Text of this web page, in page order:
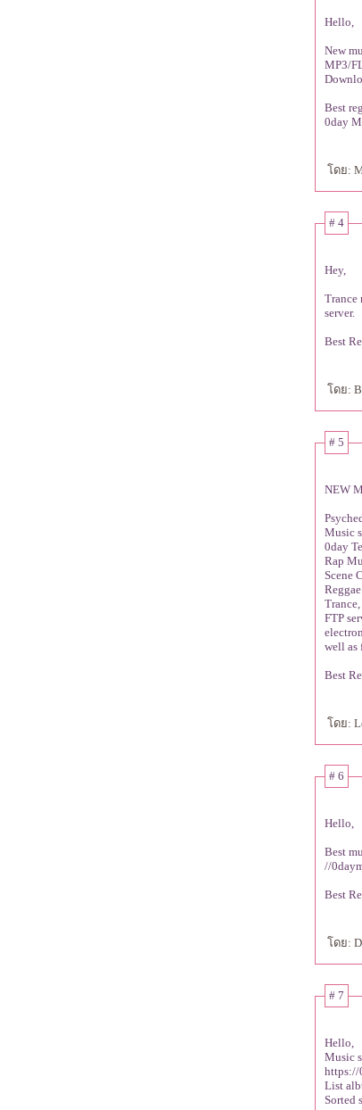
Hello,
New
MP3/
Best
0day
ดย:
# 4
Hey,
Trance
server.
Best
ดย:
# 5
NEW
Music
0day
Rap
Scene
FTP
well as
Best
ดย:
# 6
Hello,
Best
//
Best
ดย:
# 7
Hello,
Music
https://
List
Sorted